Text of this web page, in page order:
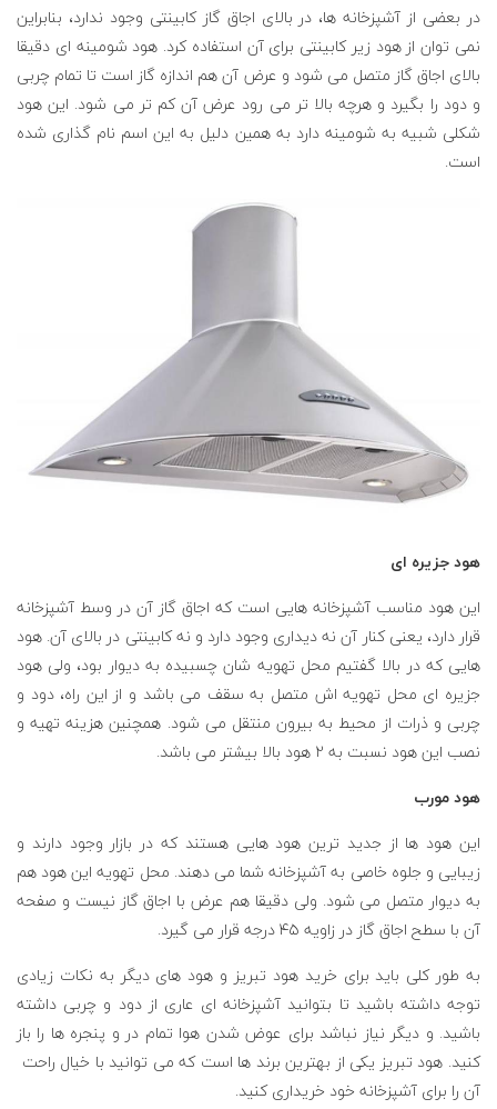
در بعضی از آشپزخانه ها، در بالای اجاق گاز کابینتی وجود ندارد، بنابراین
نمی توان از هود زیر کابینتی برای آن استفاده کرد. هود شومینه ای دقیقا
بالای اجاق گاز متصل می شود و عرض آن هم اندازه گاز است تا تمام چربی
و دود را بگیرد و هرچه بالا تر می رود عرض آن کم تر می شود. این هود
شکلی شبیه به شومینه دارد به همین دلیل به این اسم نام گذاری شده
است.
هود جزیره ای
این هود مناسب آشپزخانه هایی است که اجاق گاز آن در وسط آشپزخانه
قرار دارد، یعنی کنار آن نه دیداری وجود دارد و نه کابینتی در بالای آن. هود
هایی که در بالا گفتیم محل تهویه شان چسبیده به دیوار بود، ولی هود
جزیره ای محل تهویه اش متصل به سقف می باشد و از این راه، دود و
چربی و ذرات از محیط به بیرون منتقل می شود. همچنین هزینه تهیه و
نصب این هود نسبت به ۲ هود بالا بیشتر می باشد.
هود مورب
این هود ها از جدید ترین هود هایی هستند که در بازار وجود دارند و
زیبایی و جلوه خاصی به آشپزخانه شما می دهند. محل تهویه این هود هم
به دیوار متصل می شود. ولی دقیقا هم عرض با اجاق گاز نیست و صفحه
آن با سطح اجاق گاز در زاویه ۴۵ درجه قرار می گیرد.
به طور کلی باید برای خرید هود تبریز و هود های دیگر به نکات زیادی
توجه داشته باشید تا بتوانید آشپزخانه ای عاری از دود و چربی داشته
باشید. و دیگر نیاز نباشد برای عوض شدن هوا تمام در و پنجره ها را باز
کنید. هود تبریز یکی از بهترین برند ها است که می توانید با خیال راحت
آن را برای آشپزخانه خود خریداری کنید.